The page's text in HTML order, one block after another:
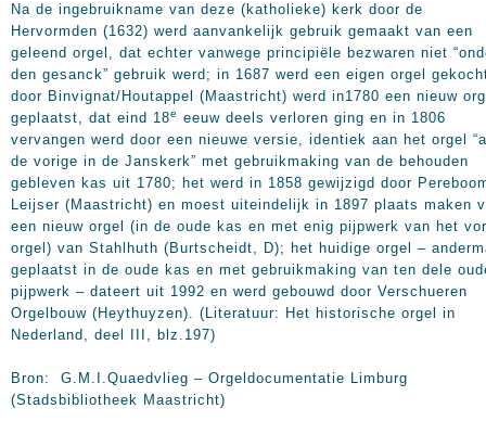
Na de ingebruikname van deze (katholieke) kerk door de
Hervormden (1632) werd aanvankelijk gebruik gemaakt van een
geleend orgel, dat echter vanwege principiële bezwaren niet
den gesanck” gebruik werd; in 1687 werd een eigen orgel
door Binvignat/Houtappel (Maastricht) werd in1780 een nieuw
geplaatst, dat eind 18e
eeuw deels verloren ging en in 1806
vervangen werd door een nieuwe versie, identiek aan het orgel
de vorige in de Janskerk” met gebruikmaking van de behouden
gebleven kas uit 1780; het werd in 1858 gewijzigd door
Leijser (Maastricht) en moest uiteindelijk in 1897 plaats maken
een nieuw orgel (in de oude kas en met enig pijpwerk van het
orgel) van Stahlhuth (Burtscheidt, D); het huidige orgel –
geplaatst in de oude kas en met gebruikmaking van ten dele
pijpwerk – dateert uit 1992 en werd gebouwd door Verschueren
Orgelbouw (Heythuyzen). (Literatuur: Het historische orgel in
Nederland, deel III, blz.197)
Bron: G.M.I.Quaedvlieg – Orgeldocumentatie Limburg
(Stadsbibliotheek Maastricht)